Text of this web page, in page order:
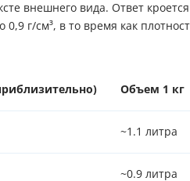
внешнего вида. Ответ
0,9 г/см³, в то время как
Объем 1 кг
~1.1 литра
~0.9 литра